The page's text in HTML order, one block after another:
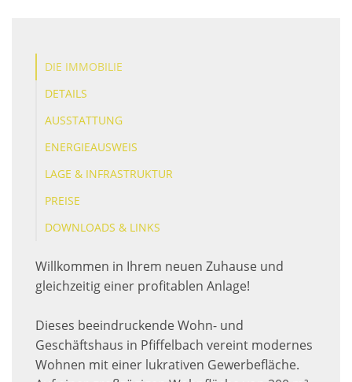
DIE IMMOBILIE
DETAILS
AUSSTATTUNG
ENERGIEAUSWEIS
LAGE & INFRASTRUKTUR
PREISE
DOWNLOADS & LINKS
Willkommen in Ihrem neuen Zuhause und
gleichzeitig einer profitablen Anlage!
Dieses beeindruckende Wohn- und
Geschäftshaus in Pfiffelbach vereint modernes
Wohnen mit einer lukrativen Gewerbefläche.